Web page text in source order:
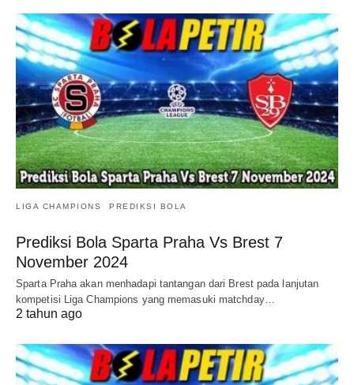
LIGA CHAMPIONS PREDIKSI BOLA
Prediksi Bola Sparta Praha Vs Brest 7
November 2024
Sparta Praha akan menhadapi tantangan dari Brest pada lanjutan
kompetisi Liga Champions yang memasuki matchday…
2 tahun ago